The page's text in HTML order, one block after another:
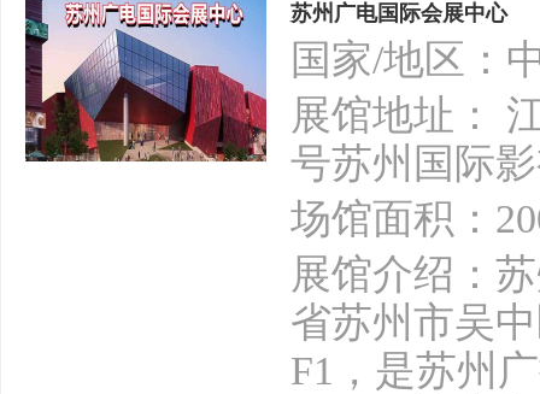
苏州广电国际会展中心
国家/地区：
展馆地址：
号苏州国际
场馆面积：
展馆介绍：
省苏州市吴
F1，是苏州